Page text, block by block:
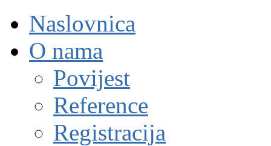
Naslovnica
O nama
Povijest
Reference
Registracija